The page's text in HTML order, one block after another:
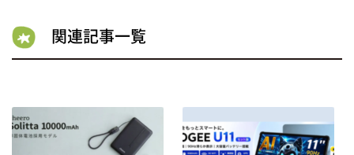
関連記事一覧